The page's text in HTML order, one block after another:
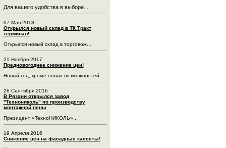
Для вашего удобства в выборе...
07 Мая 2018
Открылся новый склад в ТК Тракт
терминал!
Открылся новый склад в торговом...
21 Ноября 2017
Предновогоднее снижение цен!
Новый год, кроме новых возможностей...
26 Сентября 2016
В Рязани открылся завод
"Технониколь" по производству
монтажной пены
Президент «ТехноНИКОЛЬ»...
19 Апреля 2016
Снижение цен на фасадные кассеты!